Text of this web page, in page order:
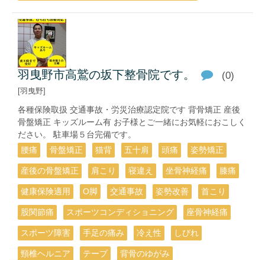
羽曳野市高鷲の坂下整骨院です。 (0)
[羽曳野]
各種保険取扱 交通事故・労災治療認定院です 背骨矯正 産後
骨盤矯正 キッズルーム有 お子様とご一緒にお気軽におこしく
ださい。 駐車場５台完備です。
腰痛
骨盤矯正 猫背 五十肩 頭痛 姿勢矯正
産後の骨盤矯正 肩こり 寝違え 坐骨神経痛 膝痛
健康保険適用 О脚 交通事故 姿勢改善 首こり
股関節痛 スポーツコンディショニング 座骨神経痛
スポーツ障害 手足の痛み 冷え性 しびれ
頸椎ヘルニア テープ 背骨のゆがみ